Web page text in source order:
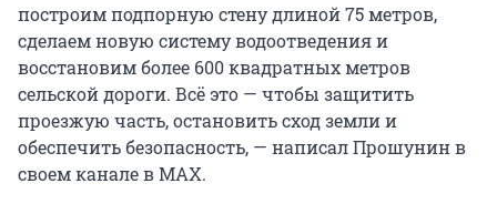
построим подпорную стену длиной 75 метров,
сделаем новую систему водоотведения и
восстановим более 600 квадратных метров
сельской дороги. Всё это — чтобы защитить
проезжую часть, остановить сход земли и
обеспечить безопасность, — написал Прошунин в
своем канале в MAX.